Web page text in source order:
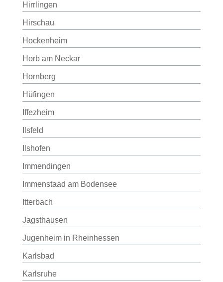
Hirrlingen
Hirschau
Hockenheim
Horb am Neckar
Hornberg
Hüfingen
Iffezheim
Ilsfeld
Ilshofen
Immendingen
Immenstaad am Bodensee
Itterbach
Jagsthausen
Jugenheim in Rheinhessen
Karlsbad
Karlsruhe